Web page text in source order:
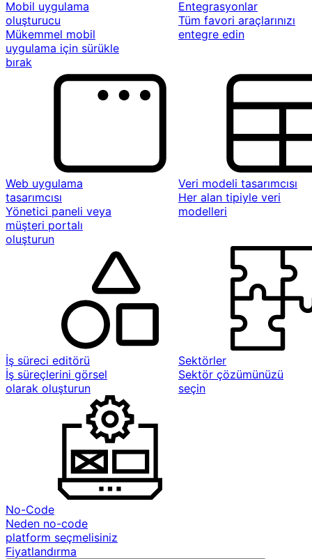
Mobil uygulama
oluşturucu
Mükemmel mobil
uygulama için sürükle
bırak
Entegrasyonlar
Tüm favori araçlarınızı
entegre edin
Web uygulama
tasarımcısı
Yönetici paneli veya
müşteri portalı
oluşturun
Veri modeli tasarımcısı
Her alan tipiyle veri
modelleri
İş süreci editörü
İş süreçlerini görsel
olarak oluşturun
Sektörler
Sektör çözümünüzü
seçin
No-Code
Neden no-code
platform seçmelisiniz
Fiyatlandırma